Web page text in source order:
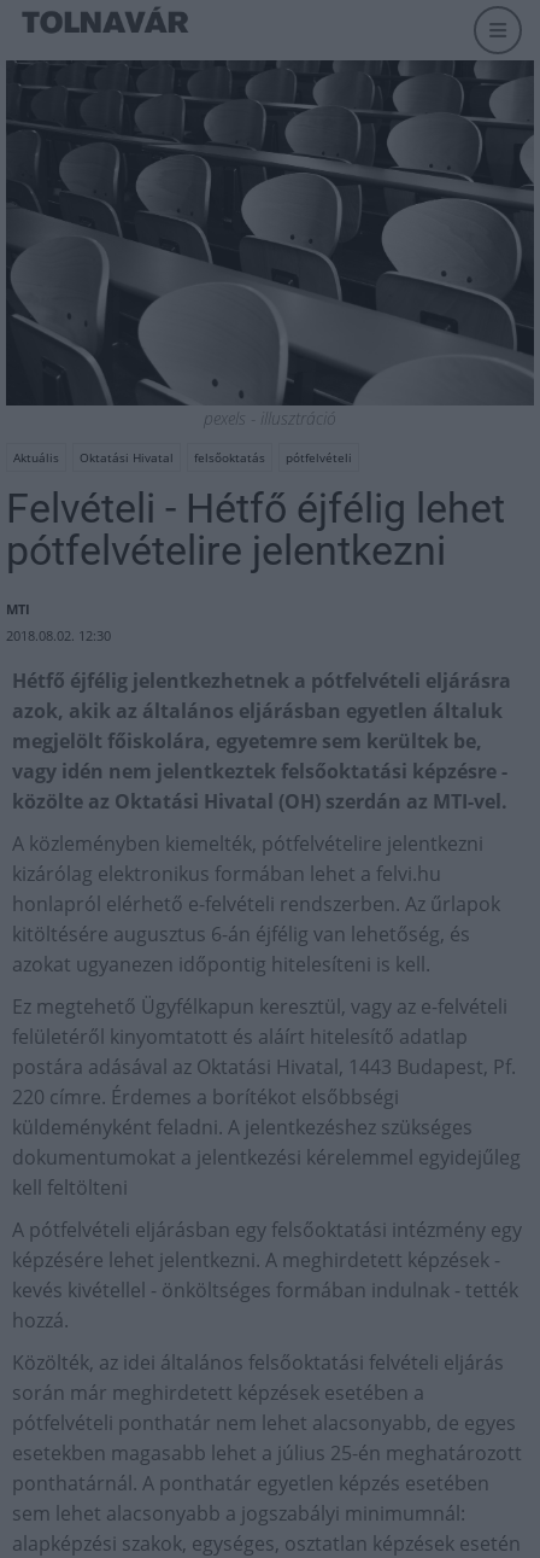
pexels - illusztráció
Aktuális Oktatási Hivatal felsőoktatás pótfelvételi
Felvételi - Hétfő éjfélig lehet
pótfelvételire jelentkezni
MTI
2018.08.02. 12:30
Hétfő éjfélig jelentkezhetnek a pótfelvételi eljárásra
azok, akik az általános eljárásban egyetlen általuk
megjelölt főiskolára, egyetemre sem kerültek be,
vagy idén nem jelentkeztek felsőoktatási képzésre -
közölte az Oktatási Hivatal (OH) szerdán az MTI-vel.
A közleményben kiemelték, pótfelvételire jelentkezni
kizárólag elektronikus formában lehet a felvi.hu
honlapról elérhető e-felvételi rendszerben. Az űrlapok
kitöltésére augusztus 6-án éjfélig van lehetőség, és
azokat ugyanezen időpontig hitelesíteni is kell.
Ez megtehető Ügyfélkapun keresztül, vagy az e-felvételi
felületéről kinyomtatott és aláírt hitelesítő adatlap
postára adásával az Oktatási Hivatal, 1443 Budapest, Pf.
220 címre. Érdemes a borítékot elsőbbségi
küldeményként feladni. A jelentkezéshez szükséges
dokumentumokat a jelentkezési kérelemmel egyidejűleg
kell feltölteni
A pótfelvételi eljárásban egy felsőoktatási intézmény egy
képzésére lehet jelentkezni. A meghirdetett képzések -
kevés kivétellel - önköltséges formában indulnak - tették
hozzá.
Közölték, az idei általános felsőoktatási felvételi eljárás
során már meghirdetett képzések esetében a
pótfelvételi ponthatár nem lehet alacsonyabb, de egyes
esetekben magasabb lehet a július 25-én meghatározott
ponthatárnál. A ponthatár egyetlen képzés esetében
sem lehet alacsonyabb a jogszabályi minimumnál:
alapképzési szakok, egységes, osztatlan képzések esetén